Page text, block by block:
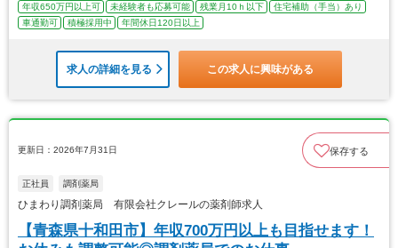
年収650万円以上可 未経験者も応募可能 残業月10ｈ以下
住宅補助（手当）あり
車通勤可
積極採用中 年間休日120日以上
求人の詳細を見る この求人に興味がある
更新日：2026年7月31日 保存する
正社員 調剤薬局
ひまわり調剤薬局 有限会社クレールの薬剤師求人
【青森県十和田市】年収700万円以上も目指せます！